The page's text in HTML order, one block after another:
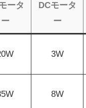
ータ
ー
DCモータ
ー
3W
8W